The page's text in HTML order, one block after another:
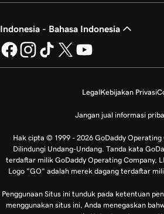
Indonesia - Bahasa Indonesia
LegalKebijakan Privasi
Jangan jual informasi
Hak cipta © 1999 - 2026 GoDaddy Operating
Dilindungi Undang-Undang. Tanda kata
terdaftar milik GoDaddy Operating Company,
Logo "GO" adalah merek dagang terdaftar
Penggunaan Situs ini tunduk pada ketentuan
menggunakan situs ini, Anda menegaskan